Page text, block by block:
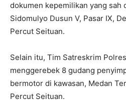
dokumen kepemilikan yang sah
Sidomulyo Dusun V, Pasar IX,
Percut Seituan.
Selain itu, Tim Satreskrim
menggerebek 8 gudang
bermotor di kawasan, Medan
Percut Seituan.